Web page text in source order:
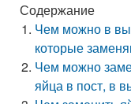
Содержание
Чем можно в
которые
Чем можно
яйца в пост, в